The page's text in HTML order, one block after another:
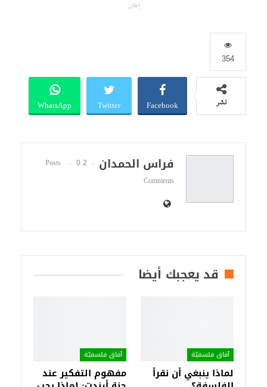
إعلان
354
نشر Facebook
Twitter
WhatsApp
فراس الحمدان 2 Posts
0
Comments
قد يعجبك أيضا
آفاق فلسفيّة‎
لماذا ينبغي أن نقرأ
آفاق فلسفيّة‎
مفهوم التفكير عند